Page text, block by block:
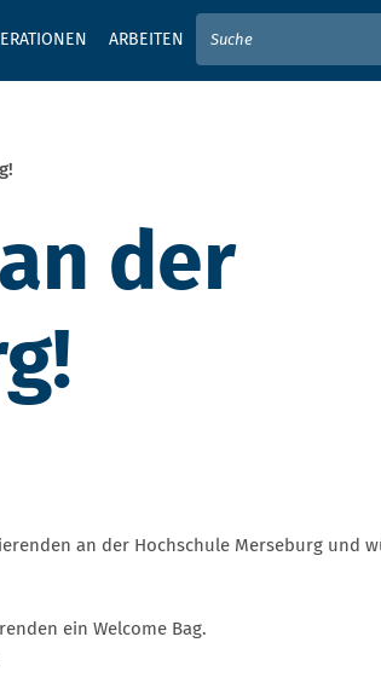
ARBEITEN
GEBEN SIE HIER IHREN SUCHBEGRIFF EIN
der
an der Hochschule Merseburg und
ein Welcome Bag.